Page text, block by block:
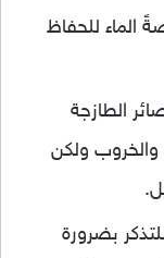
الماء للحفاظ
الطازجة
والخروب ولكن
بضرورة